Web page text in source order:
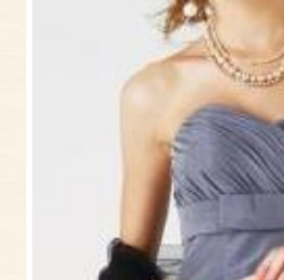
今月のオススメ衣装
成人式特設ページ